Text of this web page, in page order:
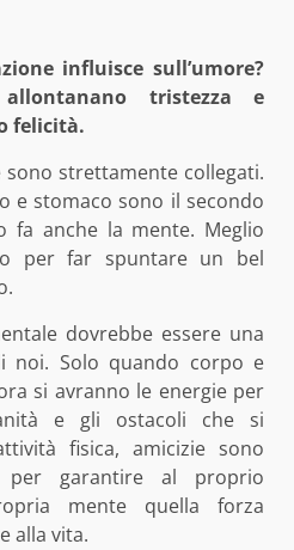
influisce sull’umore?
tristezza e
felicità.
strettamente collegati.
e stomaco sono il secondo
fa anche la mente. Meglio
per far spuntare un bel
dovrebbe essere una
noi. Solo quando corpo e
si avranno le energie per
e gli ostacoli che si
fisica, amicizie sono
garantire al proprio
mente quella forza
alla vita.